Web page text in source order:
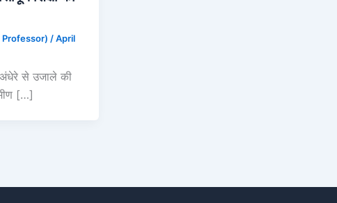
Professor) /April
अंधेरे से उजाले की
[…]